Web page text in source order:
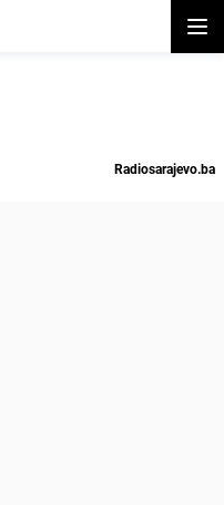
Radiosarajevo.ba